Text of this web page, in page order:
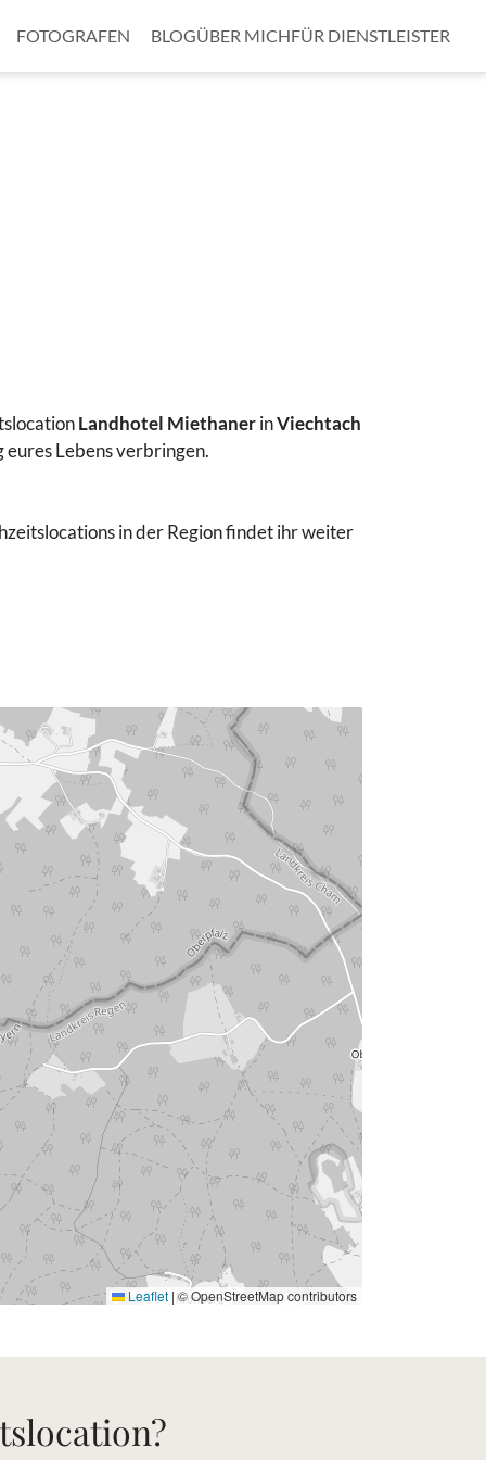
FOTOGRAFEN BLOGÜBER MICHFÜR DIENSTLEISTER
Landhotel MiethanerinViechtach
eures Lebens verbringen.
in der Region findet ihr weiter
Leaflet |© OpenStreetMap contributors